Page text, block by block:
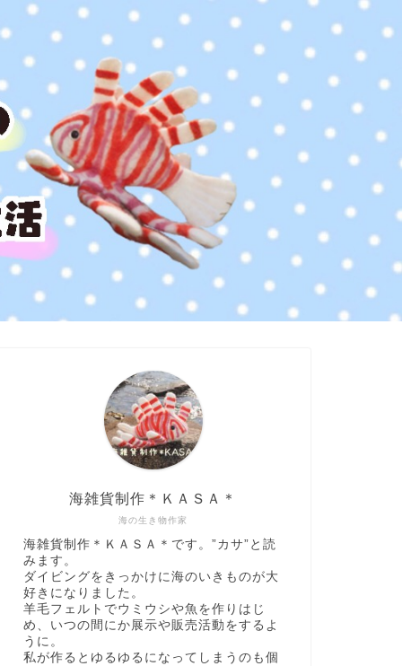
海の生き物作家
海雑貨制作＊ＫＡＳＡ＊
海雑貨制作＊ＫＡＳＡ＊です。”カサ”と読
みます。
ダイビングをきっかけに海のいきものが大
好きになりました。
羊毛フェルトでウミウシや魚を作りはじ
め、いつの間にか展示や販売活動をするよ
うに。
私が作るとゆるゆるになってしまうのも個